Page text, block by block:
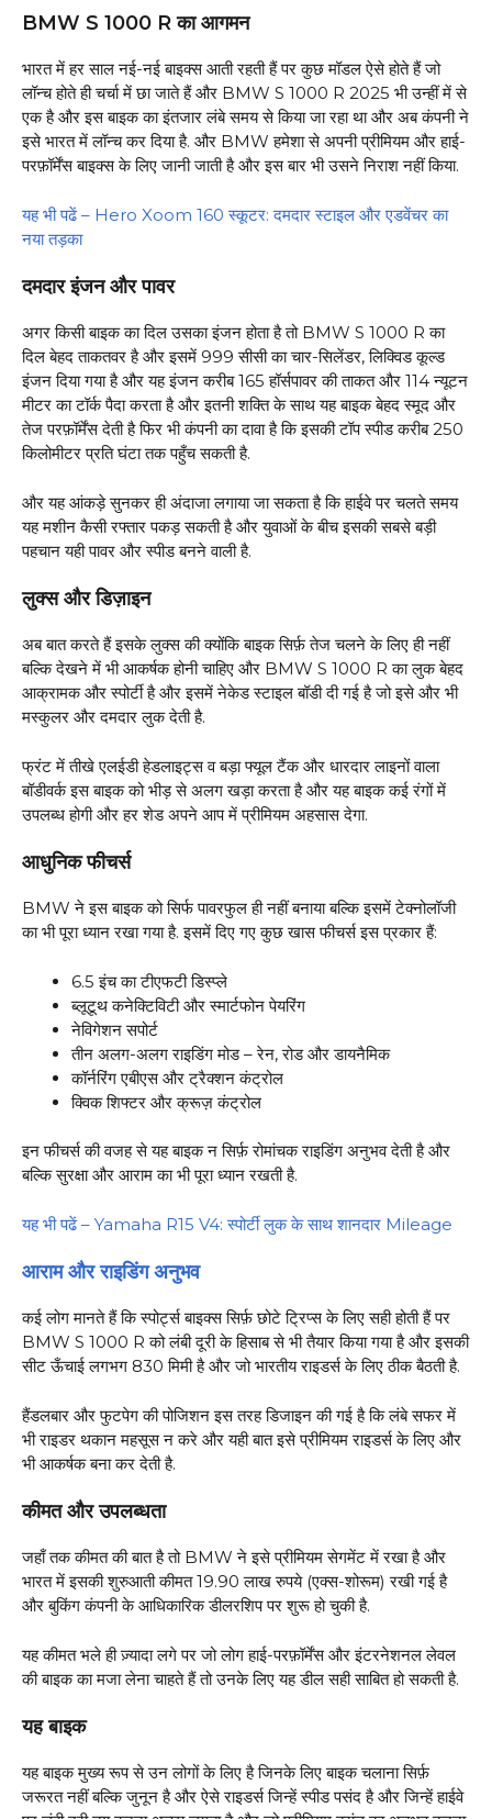
BMW S 1000 R का आगमन
भारत में हर साल नई-नई बाइक्स आती रहती हैं पर कुछ मॉडल ऐसे होते हैं जो
लॉन्च होते ही चर्चा में छा जाते हैं और BMW S 1000 R 2025 भी उन्हीं में से
एक है और इस बाइक का इंतजार लंबे समय से किया जा रहा था और अब कंपनी ने
इसे भारत में लॉन्च कर दिया है. और BMW हमेशा से अपनी प्रीमियम और हाई-
परफ़ॉर्मेंस बाइक्स के लिए जानी जाती है और इस बार भी उसने निराश नहीं किया.
यह भी पढें – Hero Xoom 160 स्कूटर: दमदार स्टाइल और एडवेंचर का
नया तड़का
दमदार इंजन और पावर
अगर किसी बाइक का दिल उसका इंजन होता है तो BMW S 1000 R का
दिल बेहद ताकतवर है और इसमें 999 सीसी का चार-सिलेंडर, लिक्विड कूल्ड
इंजन दिया गया है और यह इंजन करीब 165 हॉर्सपावर की ताकत और 114 न्यूटन
मीटर का टॉर्क पैदा करता है और इतनी शक्ति के साथ यह बाइक बेहद स्मूद और
तेज परफ़ॉर्मेंस देती है फिर भी कंपनी का दावा है कि इसकी टॉप स्पीड करीब 250
किलोमीटर प्रति घंटा तक पहुँच सकती है.
और यह आंकड़े सुनकर ही अंदाजा लगाया जा सकता है कि हाईवे पर चलते समय
यह मशीन कैसी रफ्तार पकड़ सकती है और युवाओं के बीच इसकी सबसे बड़ी
पहचान यही पावर और स्पीड बनने वाली है.
लुक्स और डिज़ाइन
अब बात करते हैं इसके लुक्स की क्योंकि बाइक सिर्फ़ तेज चलने के लिए ही नहीं
बल्कि देखने में भी आकर्षक होनी चाहिए और BMW S 1000 R का लुक बेहद
आक्रामक और स्पोर्टी है और इसमें नेकेड स्टाइल बॉडी दी गई है जो इसे और भी
मस्कुलर और दमदार लुक देती है.
फ्रंट में तीखे एलईडी हेडलाइट्स व बड़ा फ्यूल टैंक और धारदार लाइनों वाला
बॉडीवर्क इस बाइक को भीड़ से अलग खड़ा करता है और यह बाइक कई रंगों में
उपलब्ध होगी और हर शेड अपने आप में प्रीमियम अहसास देगा.
आधुनिक फीचर्स
BMW ने इस बाइक को सिर्फ पावरफुल ही नहीं बनाया बल्कि इसमें टेक्नोलॉजी
का भी पूरा ध्यान रखा गया है. इसमें दिए गए कुछ खास फीचर्स इस प्रकार हैं:
6.5 इंच का टीएफटी डिस्प्ले
ब्लूटूथ कनेक्टिविटी और स्मार्टफोन पेयरिंग
नेविगेशन सपोर्ट
तीन अलग-अलग राइडिंग मोड – रेन, रोड और डायनैमिक
कॉर्नरिंग एबीएस और ट्रैक्शन कंट्रोल
क्विक शिफ्टर और क्रूज़ कंट्रोल
इन फीचर्स की वजह से यह बाइक न सिर्फ़ रोमांचक राइडिंग अनुभव देती है और
बल्कि सुरक्षा और आराम का भी पूरा ध्यान रखती है.
यह भी पढें – Yamaha R15 V4: स्पोर्टी लुक के साथ शानदार Mileage
आराम और राइडिंग अनुभव
कई लोग मानते हैं कि स्पोर्ट्स बाइक्स सिर्फ़ छोटे ट्रिप्स के लिए सही होती हैं पर
BMW S 1000 R को लंबी दूरी के हिसाब से भी तैयार किया गया है और इसकी
सीट ऊँचाई लगभग 830 मिमी है और जो भारतीय राइडर्स के लिए ठीक बैठती है.
हैंडलबार और फुटपेग की पोजिशन इस तरह डिजाइन की गई है कि लंबे सफर में
भी राइडर थकान महसूस न करे और यही बात इसे प्रीमियम राइडर्स के लिए और
भी आकर्षक बना कर देती है.
कीमत और उपलब्धता
जहाँ तक कीमत की बात है तो BMW ने इसे प्रीमियम सेगमेंट में रखा है और
भारत में इसकी शुरुआती कीमत 19.90 लाख रुपये (एक्स-शोरूम) रखी गई है
और बुकिंग कंपनी के आधिकारिक डीलरशिप पर शुरू हो चुकी है.
यह कीमत भले ही ज़्यादा लगे पर जो लोग हाई-परफ़ॉर्मेंस और इंटरनेशनल लेवल
की बाइक का मजा लेना चाहते हैं तो उनके लिए यह डील सही साबित हो सकती है.
यह बाइक
यह बाइक मुख्य रूप से उन लोगों के लिए है जिनके लिए बाइक चलाना सिर्फ़
जरूरत नहीं बल्कि जुनून है और ऐसे राइडर्स जिन्हें स्पीड पसंद है और जिन्हें हाईवे